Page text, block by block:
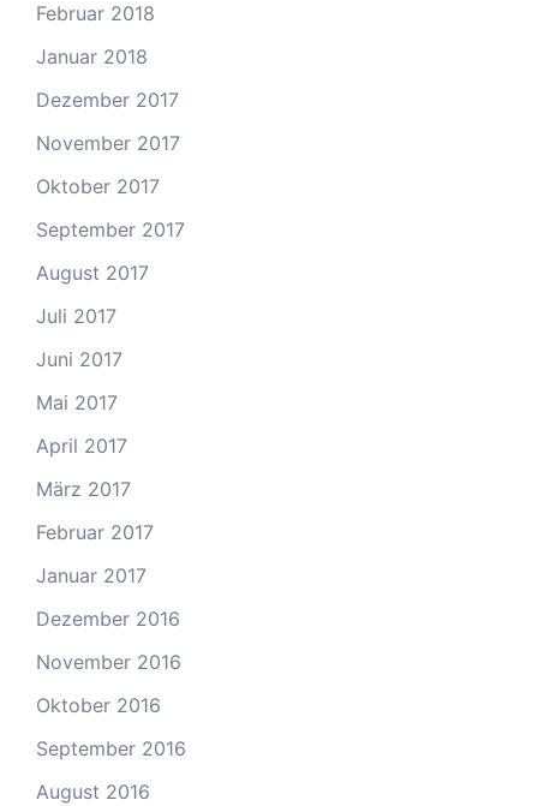
Februar 2018
Januar 2018
Dezember 2017
November 2017
Oktober 2017
September 2017
August 2017
Juli 2017
Juni 2017
Mai 2017
April 2017
März 2017
Februar 2017
Januar 2017
Dezember 2016
November 2016
Oktober 2016
September 2016
August 2016